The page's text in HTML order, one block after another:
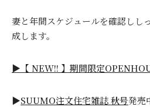
妻と年間スケジュールを確認しし
成します。
▶ 【 NEW!! 】期間限定
▶SUUMO注文住宅雑誌 秋号発売